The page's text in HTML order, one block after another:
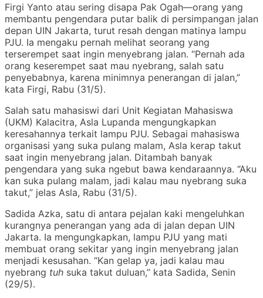
Firgi Yanto atau sering disapa Pak Ogah—orang yang
membantu pengendara putar balik di persimpangan jalan
depan UIN Jakarta, turut resah dengan matinya lampu
PJU. Ia mengaku pernah melihat seorang yang
terserempet saat ingin menyebrang jalan. “Pernah ada
orang keserempet saat mau nyebrang, salah satu
penyebabnya, karena minimnya penerangan di jalan,”
kata Firgi, Rabu (31/5).
Salah satu mahasiswi dari Unit Kegiatan Mahasiswa
(UKM) Kalacitra, Asla Lupanda mengungkapkan
keresahannya terkait lampu PJU. Sebagai mahasiswa
organisasi yang suka pulang malam, Asla kerap takut
saat ingin menyebrang jalan. Ditambah banyak
pengendara yang suka ngebut bawa kendaraannya. “Aku
kan suka pulang malam, jadi kalau mau nyebrang suka
takut,” jelas Asla, Rabu (31/5).
Sadida Azka, satu di antara pejalan kaki mengeluhkan
kurangnya penerangan yang ada di jalan depan UIN
Jakarta. Ia mengungkapkan, lampu PJU yang mati
membuat orang sekitar yang ingin menyebrang jalan
menjadi kesusahan. “Kan gelap ya, jadi kalau mau
nyebrang tuh suka takut duluan,” kata Sadida, Senin
(29/5).